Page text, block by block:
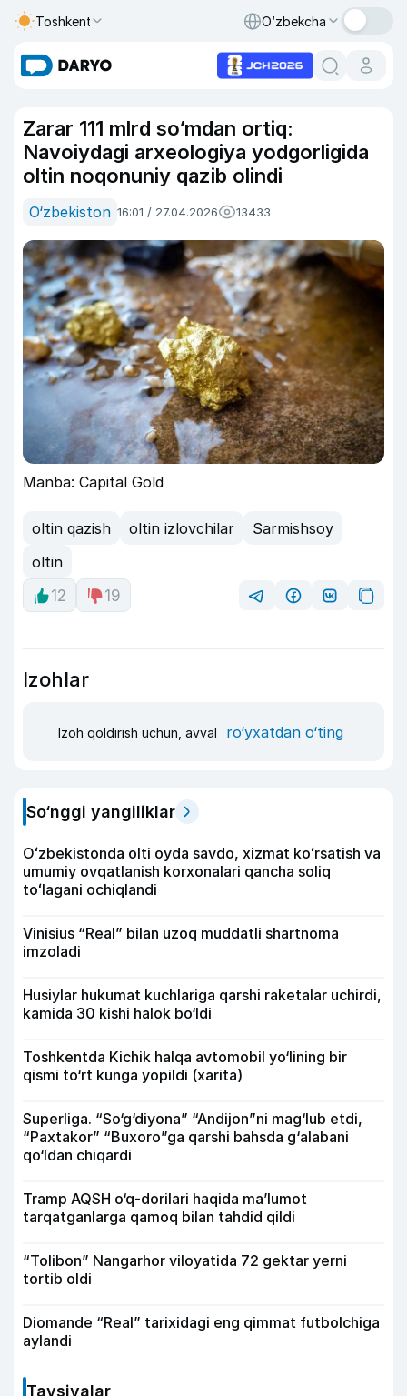
Toshkent O‘zbekcha
Zarar 111 mlrd so‘mdan ortiq:
Navoiydagi arxeologiya yodgorligida
oltin noqonuniy qazib olindi
O‘zbekiston 16:01 / 27.04.2026 13433
Manba: Capital Gold
oltin qazish oltin izlovchilar
Sarmishsoy
oltin
12
19
Izohlar
Izoh qoldirish uchun, avval ro‘yxatdan o‘ting
So‘nggi yangiliklar
Oʻzbekistonda olti oyda savdo, xizmat koʻrsatish va
umumiy ovqatlanish korxonalari qancha soliq
toʻlagani ochiqlandi
Vinisius “Real” bilan uzoq muddatli shartnoma
imzoladi
Husiylar hukumat kuchlariga qarshi raketalar uchirdi,
kamida 30 kishi halok bo‘ldi
Toshkentda Kichik halqa avtomobil yo‘lining bir
qismi to‘rt kunga yopildi (xarita)
Superliga. “So‘g‘diyona” “Andijon”ni mag‘lub etdi,
“Paxtakor” “Buxoro”ga qarshi bahsda g‘alabani
qo‘ldan chiqardi
Tramp AQSH o‘q-dorilari haqida ma’lumot
tarqatganlarga qamoq bilan tahdid qildi
“Tolibon” Nangarhor viloyatida 72 gektar yerni
tortib oldi
Diomande “Real” tarixidagi eng qimmat futbolchiga
aylandi
Tavsiyalar